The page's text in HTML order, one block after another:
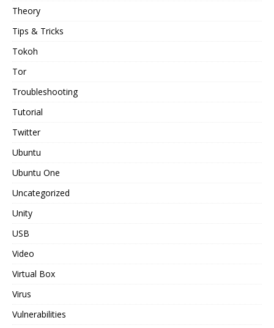
Theory
Tips & Tricks
Tokoh
Tor
Troubleshooting
Tutorial
Twitter
Ubuntu
Ubuntu One
Uncategorized
Unity
USB
Video
Virtual Box
Virus
Vulnerabilities